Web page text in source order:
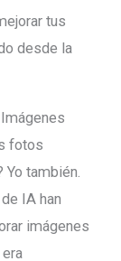
tus
desde la
fotos
también.
IA han
imágenes